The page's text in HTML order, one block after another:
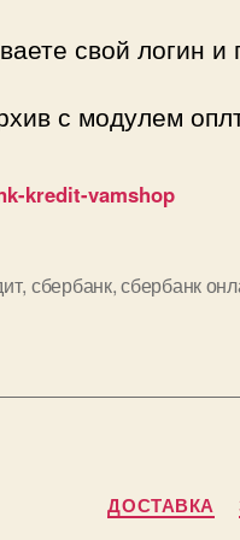
свой логин
с модулем
kredit-vamshop
, сбербанк,сбербанк
ДОСТАВКА